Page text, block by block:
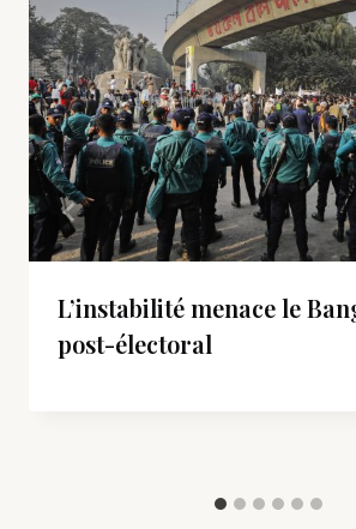
L’instabilité menace le
post-électoral